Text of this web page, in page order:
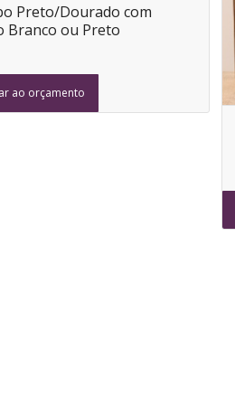
Preto/Dourado com
Branco ou Preto
ao orçamento